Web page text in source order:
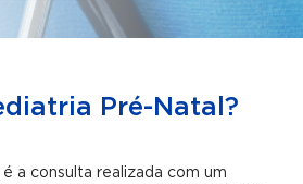
Pré-Natal?
a consulta realizada com um